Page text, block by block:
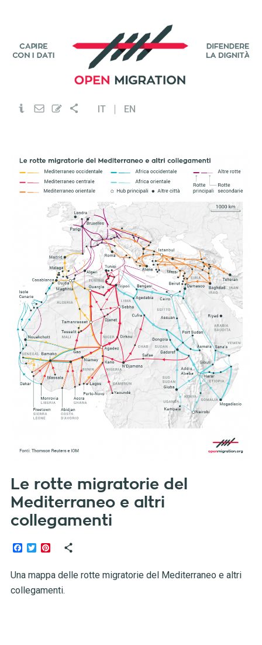
IT EN
Le rotte migratorie del
Mediterraneo e altri
collegamenti
Facebook
TwitterPinterest
Una mappa delle rotte migratorie del Mediterraneo e altri
collegamenti.